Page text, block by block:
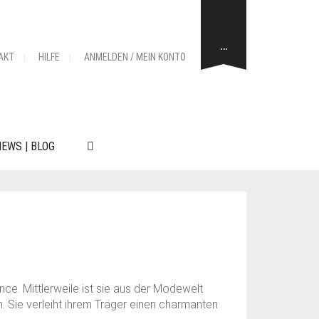
HILFE ANMELDEN / MEIN KONTO
…
| BLOG
Mittlerweile ist sie aus der Modewelt
verleiht ihrem Träger einen charmanten